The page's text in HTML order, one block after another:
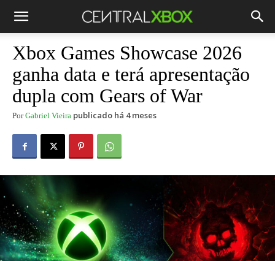
Xbox Games Showcase 2026
ganha data e terá apresentação
dupla com Gears of War
Por Gabriel Vieira publicado há 4 meses